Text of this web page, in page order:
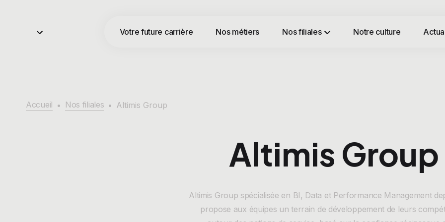
Votre future carrière Nos métiers Nos filiales Notre culture
Accueil • Nos filiales • Altimis Group
Altimis Group
Altimis Group spécialisée en BI, Data et Performance Management
propose aux équipes un terrain de développement de leurs